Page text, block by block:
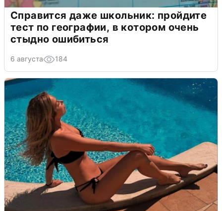
Справится даже школьник: пройдите
тест по географии, в котором очень
стыдно ошибиться
6 августа 184